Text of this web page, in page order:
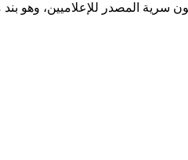
المصدر للإعلاميين، وهو بند